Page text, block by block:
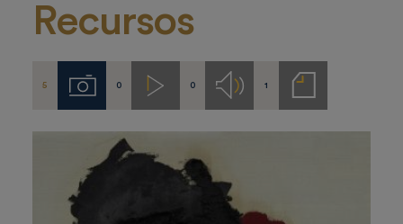
Recursos
5 Imágenes
0 Videos
0 Audios1
Notas
de